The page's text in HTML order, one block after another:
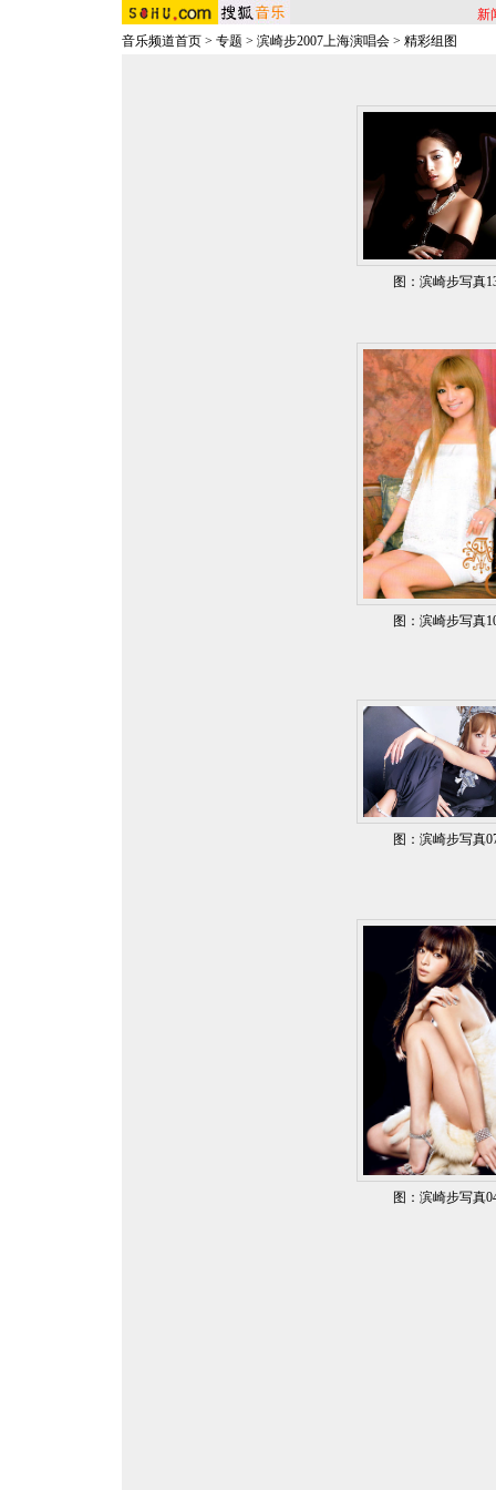
新
音乐频道首页 > 专题 > 滨崎步2007上海演唱会 > 精彩组图
图：滨崎步写真
图：滨崎步写真
图：滨崎步写真
图：滨崎步写真